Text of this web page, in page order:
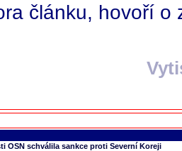
článku, hovoří o
OSN schválila sankce proti Severní Koreji